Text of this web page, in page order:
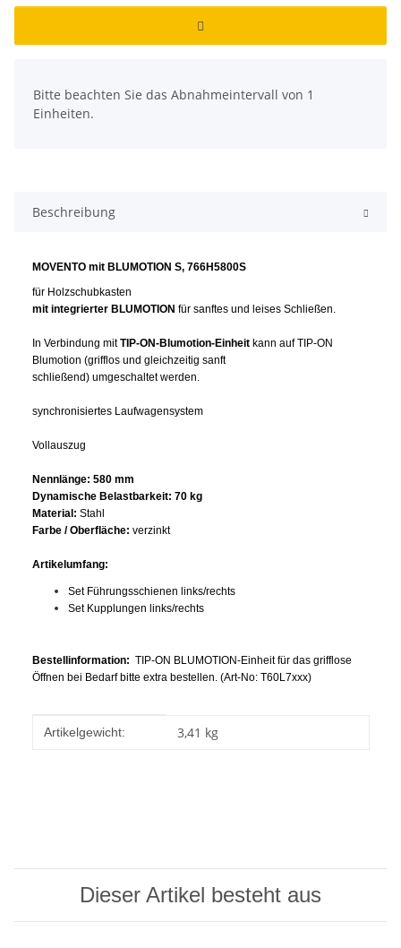
Bitte beachten Sie das Abnahmeintervall von 1
Einheiten.
Beschreibung
MOVENTO mit BLUMOTION S, 766H5800S
für Holzschubkasten
mit integrierter BLUMOTION für sanftes und leises Schließen.
In Verbindung mitTIP-ON-Blumotion-Einheit kann auf TIP-ON
Blumotion (grifflos und gleichzeitig sanft
schließend) umgeschaltet werden.
synchronisiertes Laufwagensystem
Vollauszug
Nennlänge: 580 mm
Dynamische Belastbarkeit: 70 kg
Material: Stahl
Farbe / Oberfläche: verzinkt
Artikelumfang:
Set Führungsschienen links/rechts
Set Kupplungen links/rechts
Bestellinformation: TIP-ON BLUMOTION-Einheit für das grifflose
Öffnen bei Bedarf bitte extra bestellen. (Art-No: T60L7xxx)
Produkteigenschaft
Wert
Artikelgewicht: 3,41 kg
Dieser Artikel besteht aus